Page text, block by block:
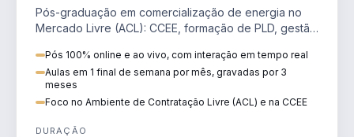
Pós-graduação em comercialização de energia no
Mercado Livre (ACL): CCEE, formação de PLD, gestão
Pós 100% online e ao vivo, com interação em tempo real
Aulas em 1 final de semana por mês, gravadas por 3
meses
Foco no Ambiente de Contratação Livre (ACL) e na CCEE
DURAÇÃO